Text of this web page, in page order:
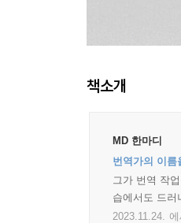
책소개
MD 한마디
번역가의 이름
그가 번역 작
습에서도 드
2023.11.24.